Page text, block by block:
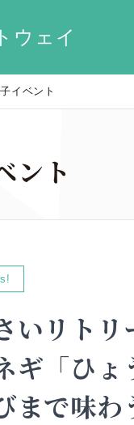
ウェイ
イベント
ント
いリトリ
ギ「ひ
まで味わ